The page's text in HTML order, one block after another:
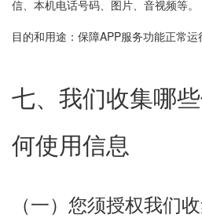
信、本机电话号码、图片、音视频等。
目的和用途：保障APP服务功能正常运
七、我们收集哪
何使用信息
（一）您须授权我们